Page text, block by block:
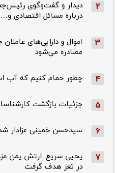
2
دیدار و گفت‌وگوی
درباره مسائل اقتصادی و…
3
اموال و دارایی‌های
مصادره می‌شود
4 چطور حمام کنیم که آب
5 جزئیات بازگشت
6 سیدحسن خمینی عزادار
7
یحیی سریع: ارتش یمن
در تعز هدف گرفت